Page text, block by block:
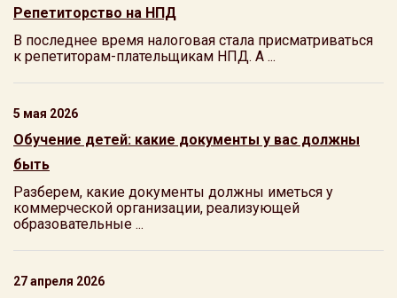
Репетиторство на НПД
В последнее время налоговая стала присматриваться
к репетиторам-плательщикам НПД. А ...
5 мая 2026
Обучение детей: какие документы у вас должны
быть
Разберем, какие документы должны иметься у
коммерческой организации, реализующей
образовательные ...
27 апреля 2026